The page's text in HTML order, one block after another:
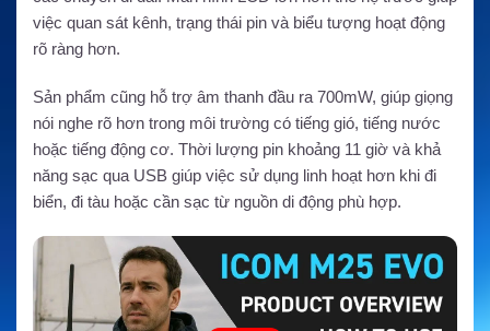
việc quan sát kênh, trạng thái pin và biểu tượng hoạt động
rõ ràng hơn.
Sản phẩm cũng hỗ trợ âm thanh đầu ra 700mW, giúp giọng
nói nghe rõ hơn trong môi trường có tiếng gió, tiếng nước
hoặc tiếng động cơ. Thời lượng pin khoảng 11 giờ và khả
năng sạc qua USB giúp việc sử dụng linh hoạt hơn khi đi
biển, đi tàu hoặc cần sạc từ nguồn di động phù hợp.